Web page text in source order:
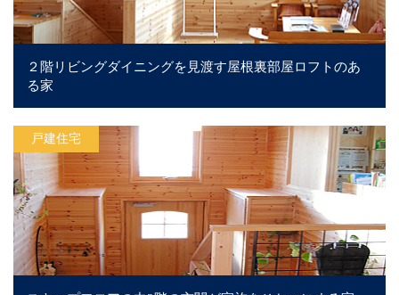
２階リビングダイニングを見渡す屋根裏部屋ロフトのあ
る家
戸建住宅